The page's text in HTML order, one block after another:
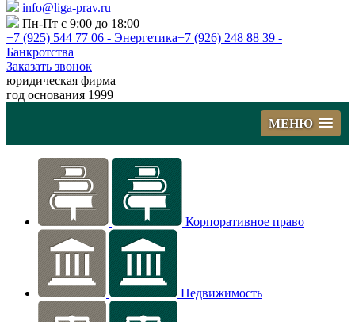
info@liga-prav.ru
Пн-Пт с 9:00 до 18:00
+7 (925) 544 77 06 - Энергетика+7 (926) 248 88 39 -
Банкротства
Заказать звонок
юридическая фирма
год основания 1999
МЕНЮ
Корпоративное право
Недвижимость